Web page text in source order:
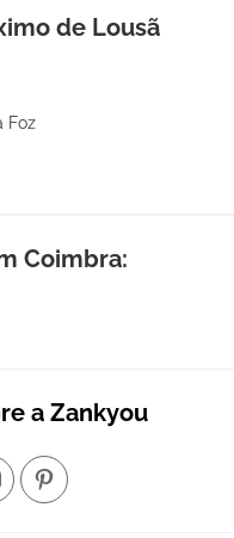
de Lousã
Foz
Coimbra:
a Zankyou